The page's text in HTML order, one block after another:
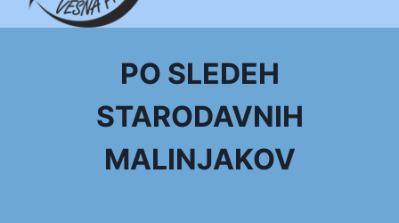
PO SLEDEH
STARODAVNIH
MALINJAKOV